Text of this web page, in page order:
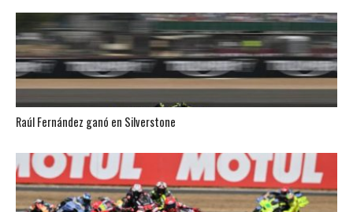
Raúl Fernández ganó en Silverstone